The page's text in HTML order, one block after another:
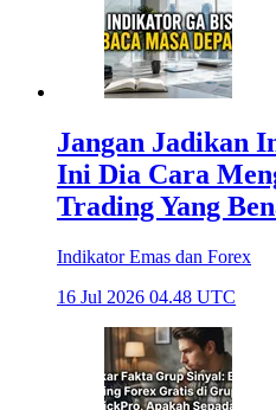
Jangan Jadikan
Ini Dia Cara
Trading Yang
Indikator Emas dan Forex
16 Jul 2026 04.48 UTC